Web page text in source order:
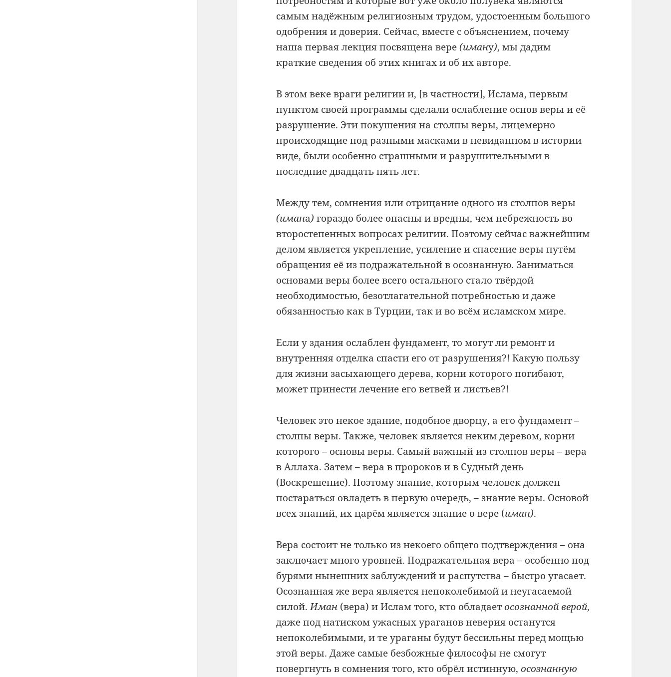
самым надёжным религиозным трудом, удостоенным большого
одобрения и доверия. Сейчас, вместе с объяснением, почему
наша первая лекция посвящена вере(иману), мы дадим
краткие сведения об этих книгах и об их авторе.
В этом веке враги религии и, [в частности], Ислама, первым
пунктом своей программы сделали ослабление основ веры и её
разрушение. Эти покушения на столпы веры, лицемерно
происходящие под разными масками в невиданном в истории
виде, были особенно страшными и разрушительными в
последние двадцать пять лет.
Между тем, сомнения или отрицание одного из столпов веры
(имана) гораздо более опасны и вредны, чем небрежность во
второстепенных вопросах религии. Поэтому сейчас важнейшим
делом является укрепление, усиление и спасение веры путём
обращения её из подражательной в осознанную. Заниматься
основами веры более всего остального стало твёрдой
необходимостью, безотлагательной потребностью и даже
обязанностью как в Турции, так и во всём исламском мире.
Если у здания ослаблен фундамент, то могут ли ремонт и
внутренняя отделка спасти его от разрушения?! Какую пользу
для жизни засыхающего дерева, корни которого погибают,
может принести лечение его ветвей и листьев?!
Человек это некое здание, подобное дворцу, а его фундамент –
столпы веры. Также, человек является неким деревом, корни
которого – основы веры. Самый важный из столпов веры – вера
в Аллаха. Затем – вера в пророков и в Судный день
(Воскрешение). Поэтому знание, которым человек должен
постараться овладеть в первую очередь, – знание веры. Основой
всех знаний, их царём является знание о вере (иман).
Вера состоит не только из некоего общего подтверждения – она
заключает много уровней. Подражательная вера – особенно под
бурями нынешних заблуждений и распутства – быстро угасает.
Осознанная же вера является непоколебимой и неугасаемой
силой.Иман (вера) и Ислам того, кто обладаетосознанной верой,
даже под натиском ужасных ураганов неверия останутся
непоколебимыми, и те ураганы будут бессильны перед мощью
этой веры. Даже самые безбожные философы не смогут
повергнуть в сомнения того, кто обрёл истинную,осознанную